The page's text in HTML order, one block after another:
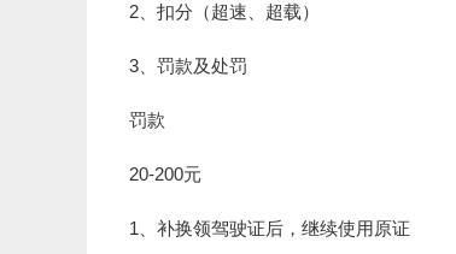
2、扣分（超速、超载）
3、罚款及处罚
罚款
20-200元
1、补换领驾驶证后，继续使用原证